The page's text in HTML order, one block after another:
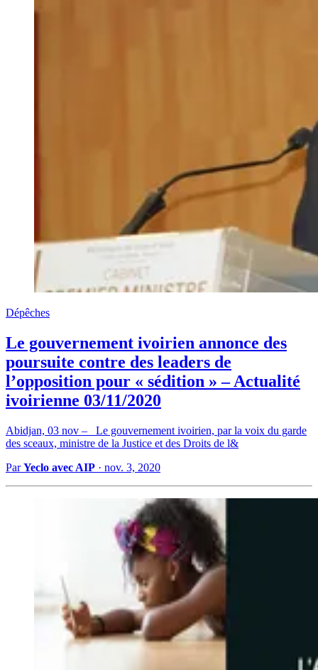
Dépêches
Le gouvernement ivoirien annonce des
poursuite contre des leaders de
l’opposition pour « sédition » – Actualité
ivoirienne 03/11/2020
Abidjan, 03 nov – Le gouvernement ivoirien, par la voix du garde
des sceaux, ministre de la Justice et des Droits de l&
ParYeclo avec AIP · nov. 3, 2020